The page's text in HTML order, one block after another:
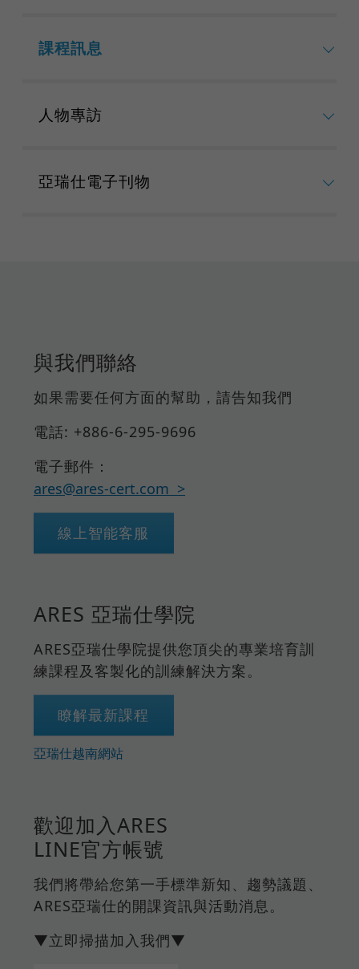
課程訊息
人物專訪
亞瑞仕電子刊物
與我們聯絡
如果需要任何方面的幫助，請告知我們
電話: +886-6-295-9696
電子郵件：
ares@ares-cert.com
線上智能客服
ARES 亞瑞仕學院
ARES亞瑞仕學院提供您頂尖的專業培育訓
練課程及客製化的訓練解決方案。
瞭解最新課程
亞瑞仕越南網站
歡迎加入ARES
LINE官方帳號
我們將帶給您第一手標準新知、趨勢議題、
ARES亞瑞仕的開課資訊與活動消息。
▼立即掃描加入我們▼